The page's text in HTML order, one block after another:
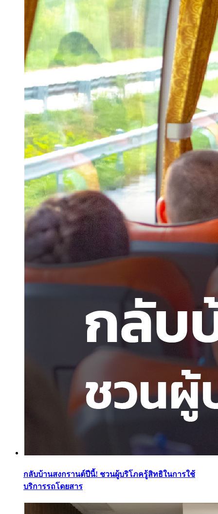
กลับบ้านสงกรานต์ปีนี้! ชวนผู้บริโภครู้สิทธิในการใช้
บริการรถโดยสาร